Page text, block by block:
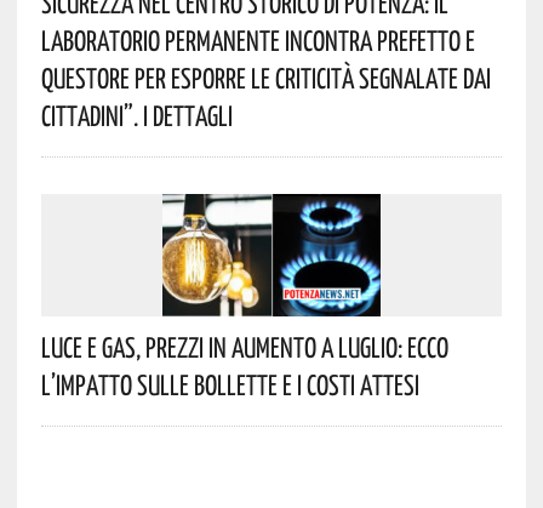
Laboratorio Permanente Incontra Prefetto E
Questore Per Esporre Le Criticità Segnalate Dai
Cittadini”. I Dettagli
Luce E Gas, Prezzi In Aumento A Luglio: Ecco
L’impatto Sulle Bollette E I Costi Attesi